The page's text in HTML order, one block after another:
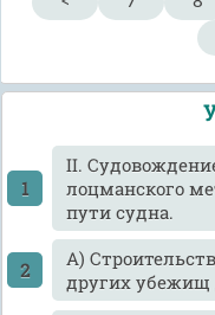
II.
лоцманского
пути судна.
А)
других